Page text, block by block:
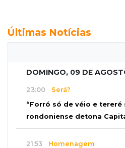
Últimas Notícias
DOMINGO, 09 DE
23:00 Será?
“Forró só de véio e tereré
rondoniense detona
21:53 Homenagem